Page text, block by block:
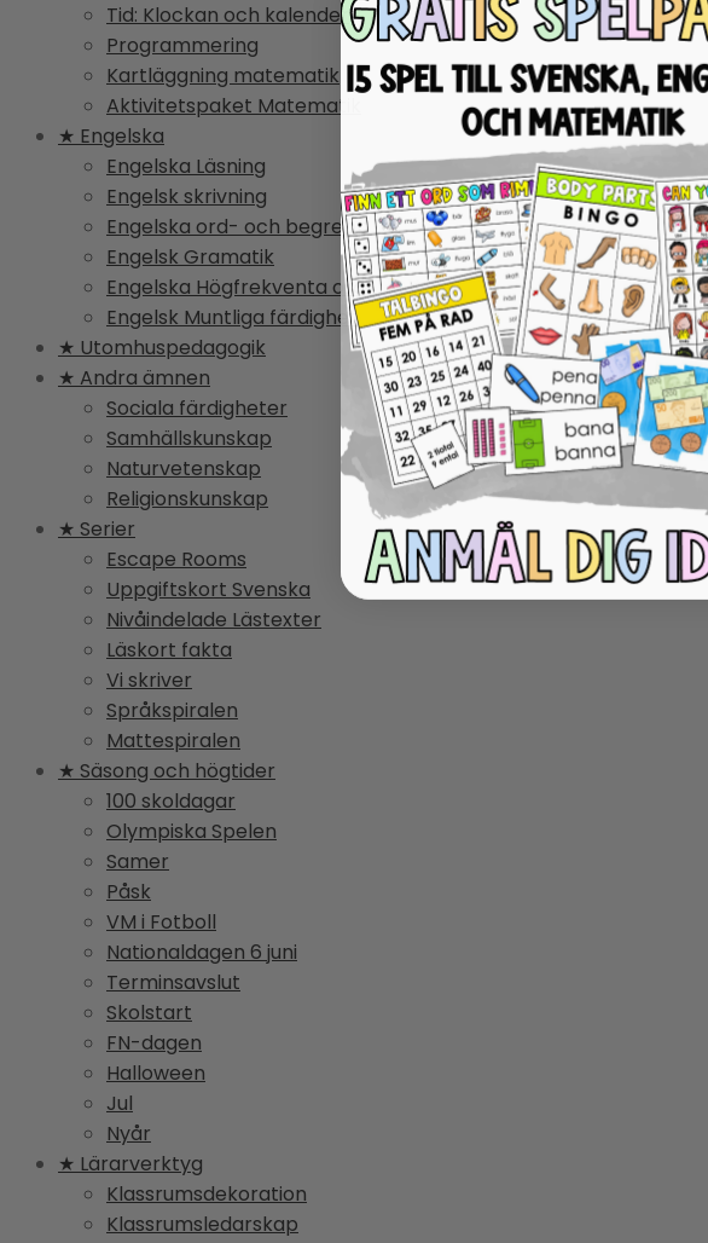
Tid: Klockan och kalender
Programmering
Kartläggning matematik
Aktivitetspaket Matematik
★ Engelska
Engelska Läsning
Engelsk skrivning
Engelska ord- och begrepp
Engelsk Gramatik
Engelska Högfrekventa ord
Engelsk Muntliga färdighet
★ Utomhuspedagogik
★ Andra ämnen
Sociala färdigheter
Samhällskunskap
Naturvetenskap
Religionskunskap
★ Serier
Escape Rooms
Uppgiftskort Svenska
Nivåindelade Lästexter
Läskort fakta
Vi skriver
Språkspiralen
Mattespiralen
★ Säsong och högtider
100 skoldagar
Olympiska Spelen
Samer
Påsk
VM i Fotboll
Nationaldagen 6 juni
Terminsavslut
Skolstart
FN-dagen
Halloween
Jul
Nyår
★ Lärarverktyg
Klassrumsdekoration
Klassrumsledarskap